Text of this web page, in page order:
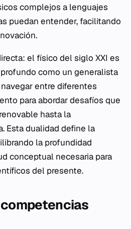
complejos a lenguajes
puedan entender, facilitando
el físico del siglo XXI es
como un generalista
entre diferentes
para abordar desafíos que
hasta la
Esta dualidad define la
la profundidad
conceptual necesaria para
del presente.